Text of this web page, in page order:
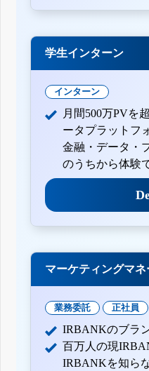
学生インターン
インターン
月間500万PVを
ータプラットフ
金融・データ・
のうちから体験
マーケティングマ
業務委託 正社員
IRBANKのブラ
百万人の現
IRBANKを知ら